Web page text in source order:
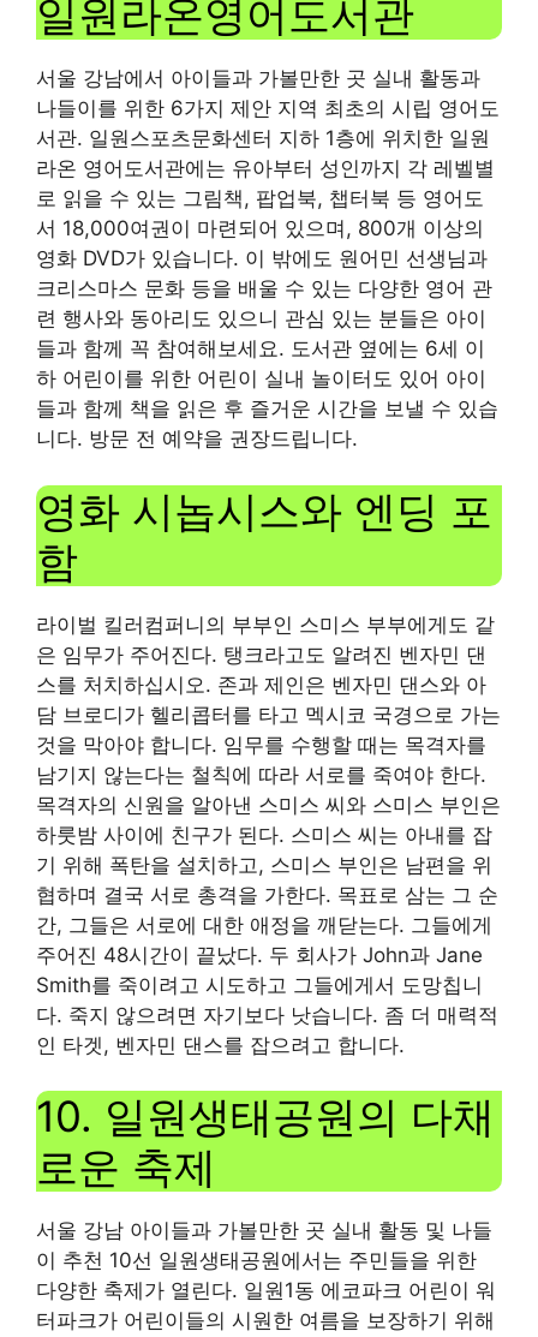
일원라온영어도서관
서울 강남에서 아이들과 가볼만한 곳 실내 활동과
나들이를 위한 6가지 제안 지역 최초의 시립 영어도
서관. 일원스포츠문화센터 지하 1층에 위치한 일원
라온 영어도서관에는 유아부터 성인까지 각 레벨별
로 읽을 수 있는 그림책, 팝업북, 챕터북 등 영어도
서 18,000여권이 마련되어 있으며, 800개 이상의
영화 DVD가 있습니다. 이 밖에도 원어민 선생님과
크리스마스 문화 등을 배울 수 있는 다양한 영어 관
련 행사와 동아리도 있으니 관심 있는 분들은 아이
들과 함께 꼭 참여해보세요. 도서관 옆에는 6세 이
하 어린이를 위한 어린이 실내 놀이터도 있어 아이
들과 함께 책을 읽은 후 즐거운 시간을 보낼 수 있습
니다. 방문 전 예약을 권장드립니다.
영화 시놉시스와 엔딩 포
함
라이벌 킬러컴퍼니의 부부인 스미스 부부에게도 같
은 임무가 주어진다. 탱크라고도 알려진 벤자민 댄
스를 처치하십시오. 존과 제인은 벤자민 댄스와 아
담 브로디가 헬리콥터를 타고 멕시코 국경으로 가는
것을 막아야 합니다. 임무를 수행할 때는 목격자를
남기지 않는다는 철칙에 따라 서로를 죽여야 한다.
목격자의 신원을 알아낸 스미스 씨와 스미스 부인은
하룻밤 사이에 친구가 된다. 스미스 씨는 아내를 잡
기 위해 폭탄을 설치하고, 스미스 부인은 남편을 위
협하며 결국 서로 총격을 가한다. 목표로 삼는 그 순
간, 그들은 서로에 대한 애정을 깨닫는다. 그들에게
주어진 48시간이 끝났다. 두 회사가 John과 Jane
Smith를 죽이려고 시도하고 그들에게서 도망칩니
다. 죽지 않으려면 자기보다 낫습니다. 좀 더 매력적
인 타겟, 벤자민 댄스를 잡으려고 합니다.
10. 일원생태공원의 다채
로운 축제
서울 강남 아이들과 가볼만한 곳 실내 활동 및 나들
이 추천 10선 일원생태공원에서는 주민들을 위한
다양한 축제가 열린다. 일원1동 에코파크 어린이 워
터파크가 어린이들의 시원한 여름을 보장하기 위해